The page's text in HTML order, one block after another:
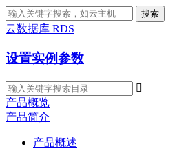
搜索
云数据库 RDS
设置实例参数

产品概览
产品简介
产品概述